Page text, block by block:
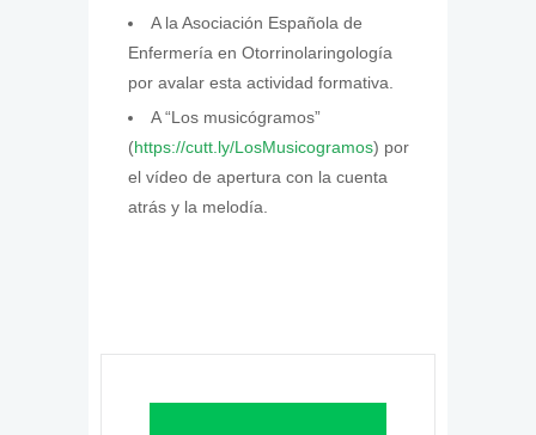
A la Asociación Española de
Enfermería en Otorrinolaringología
por avalar esta actividad formativa.
A “Los musicógramos”
(https://cutt.ly/LosMusicogramos​) por
el vídeo de apertura con la cuenta
atrás y la melodía.